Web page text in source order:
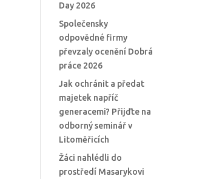
Day 2026
Společensky
odpovědné firmy
převzaly ocenění Dobrá
práce 2026
Jak ochránit a předat
majetek napříč
generacemi? Přijďte na
odborný seminář v
Litoměřicích
Žáci nahlédli do
prostředí Masarykovi